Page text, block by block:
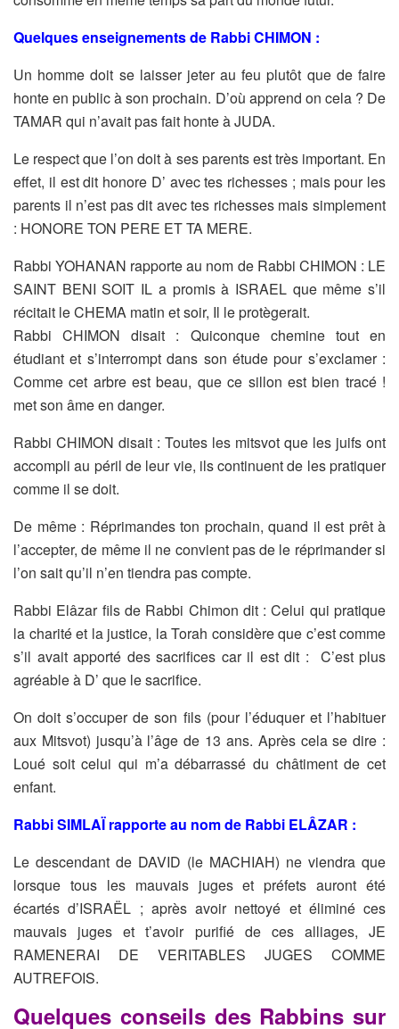
Quelques enseignements de Rabbi CHIMON :
Un homme doit se laisser jeter au feu plutôt que de faire
honte enpublic à son prochain. D’où apprend on cela ? De
TAMAR qui n’avaitpas fait honte à JUDA.
Le respect que l’on doit à ses parents est très important. En
effet, il est dit honore D’ avec tes richesses ; mais pour les
parents il n’est pas dit avec tes richesses mais simplement
: HONORE TON PERE ET TA MERE.
Rabbi YOHANAN rapporte au nom de Rabbi CHIMON : LE
SAINT BENI SOIT IL a promis à ISRAEL que même s’il
récitait le CHEMA matin et soir, Il le protègerait.
Rabbi CHIMON disait : Quiconque chemine tout en
étudiant et s’interrompt dans son étude pour s’exclamer :
Comme cet arbre estbeau, que ce sillon est bien tracé !
met son âme en danger.
Rabbi CHIMON disait : Toutes les mitsvot que les juifs ont
accompliau péril de leur vie, ils continuent de les pratiquer
comme il se doit.
De même : Réprimandes ton prochain, quand il est prêt à
l’accepter,de même il ne convient pas de le réprimander si
l’on sait qu’il n’en tiendra pas compte.
Rabbi Elâzar fils de Rabbi Chimon dit : Celui qui pratique
la charité et la justice, la Torah considère que c’est comme
s’il avait apporté des sacrifices car il est dit : C’est plus
agréable à D’ que lesacrifice.
On doit s’occuper de son fils (pour l’éduquer et l’habituer
aux Mitsvot) jusqu’à l’âge de 13 ans. Après cela se dire :
Loué soit celui qui m’adébarrassé du châtiment de cet
enfant.
Rabbi SIMLAÏ rapporte au nom de Rabbi ELÂZAR :
Le descendant de DAVID (le MACHIAH) ne viendra que
lorsque tous les mauvais juges et préfets auront été
écartés d’ISRAËL ; après avoir nettoyé et éliminé ces
mauvais juges et t’avoir purifié de ces alliages, JE
RAMENERAI DE VERITABLES JUGES COMME
AUTREFOIS.
Quelques conseils des Rabbins sur